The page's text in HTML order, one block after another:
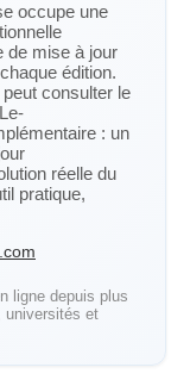
occupe une
de mise à jour
édition.
consulter le
: un
réelle du
pratique,
ligne depuis plus
universités et